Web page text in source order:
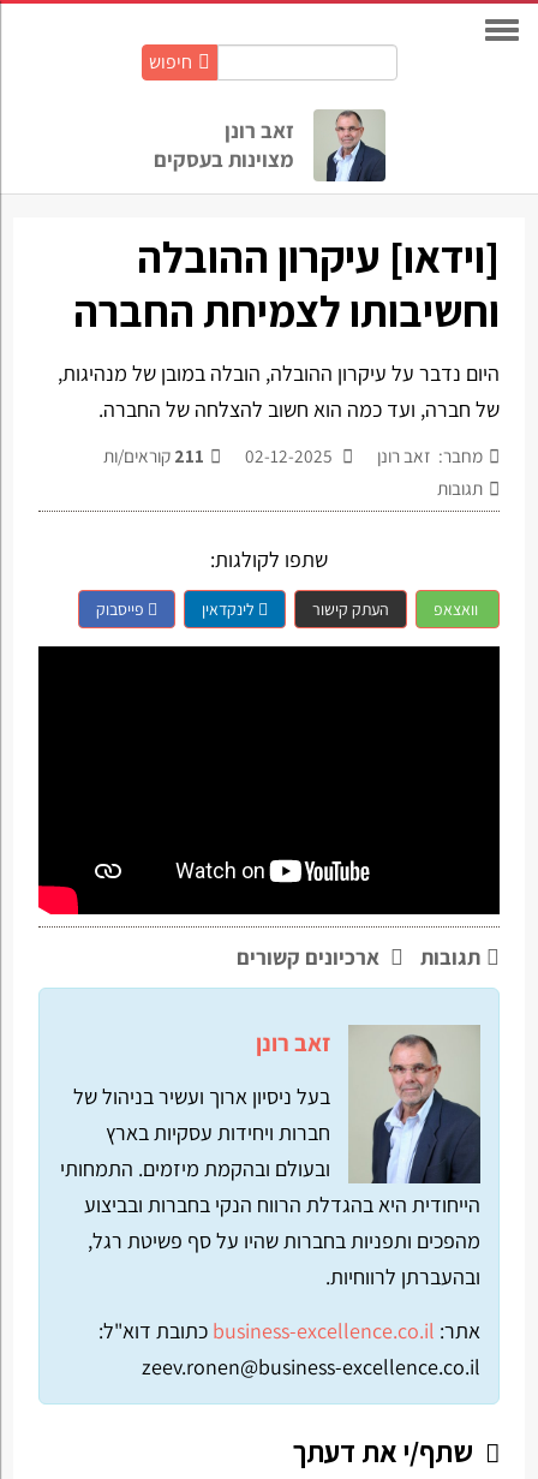
חיפוש
זאב רונן
מצוינות בעסקים
[וידאו] עיקרון ההובלה
וחשיבותו לצמיחת החברה
היום נדבר על עיקרון ההובלה, הובלה במובן של מנהיגות,
של חברה, ועד כמה הוא חשוב להצלחה של החברה.
מחבר: זאב רונן 211 קוראים/ות
תגובות
שתפו לקולגות:
וואצאפ העתק קישור לינקדאין פייסבוק
תגובות ארכיונים קשורים
זאב רונן
בעל ניסיון ארוך ועשיר בניהול של
חברות ויחידות עסקיות בארץ
ובעולם ובהקמת מיזמים. התמחותי
הייחודית היא בהגדלת הרווח הנקי בחברות ובביצוע
מהפכים ותפניות בחברות שהיו על סף פשיטת רגל,
ובהעברתן לרווחיות.
אתר: business-excellence.co.il כתובת דוא"ל:
zeev.ronen@business-excellence.co.il
שתף/י את דעתך